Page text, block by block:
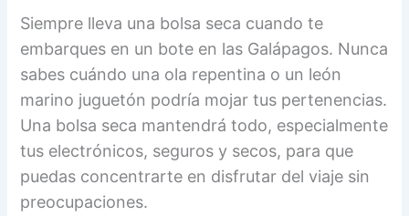
Siempre lleva una bolsa seca cuando te
embarques en un bote en las Galápagos. Nunca
sabes cuándo una ola repentina o un león
marino juguetón podría mojar tus pertenencias.
Una bolsa seca mantendrá todo, especialmente
tus electrónicos, seguros y secos, para que
puedas concentrarte en disfrutar del viaje sin
preocupaciones.